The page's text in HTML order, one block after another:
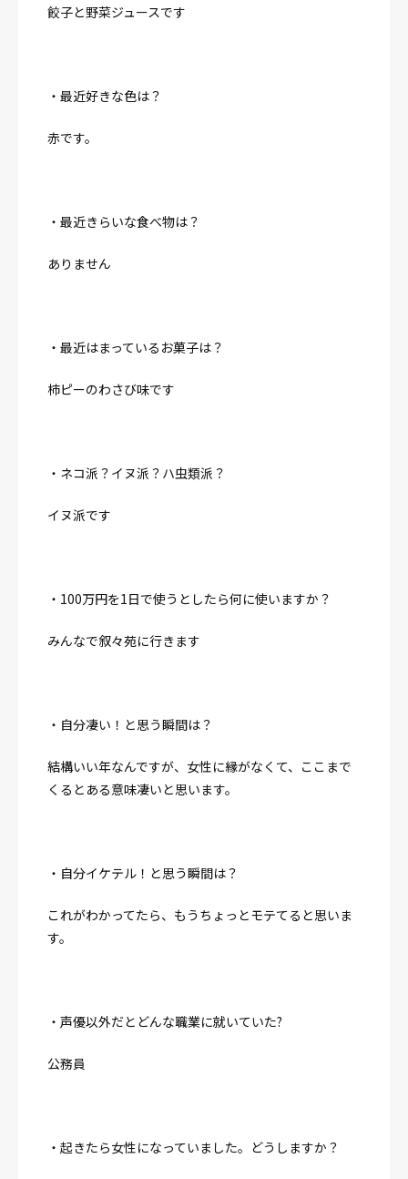
餃子と野菜ジュースです
・最近好きな色は？
赤です。
・最近きらいな食べ物は？
ありません
・最近はまっているお菓子は？
柿ピーのわさび味です
・ネコ派？イヌ派？ハ虫類派？
イヌ派です
・100万円を1日で使うとしたら何に使いますか？
みんなで叙々苑に行きます
・自分凄い！と思う瞬間は？
結構いい年なんですが、女性に縁がなくて、ここまで
くるとある意味凄いと思います。
・自分イケテル！と思う瞬間は？
これがわかってたら、もうちょっとモテてると思いま
す。
・声優以外だとどんな職業に就いていた?
公務員
・起きたら女性になっていました。どうしますか？